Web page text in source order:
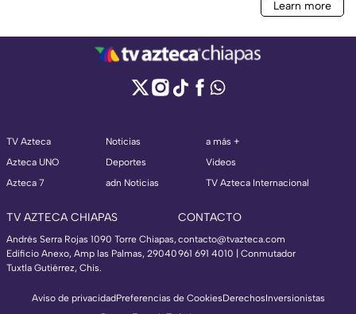
TV Azteca
Azteca UNO
Azteca 7
Noticias
Deportes
adn Noticias
a más +
Videos
TV Azteca Internacional
TV AZTECA CHIAPAS
Andrés Serra Rojas 1090 Torre Chiapas,
Edificio Anexo, Amp las Palmas, 29040
Tuxtla Gutiérrez, Chis.
CONTACTO
contacto@tvazteca.com
961 691 4010 | Conmutador
Aviso de privacidadPreferencias de CookiesDerechosInversionistas